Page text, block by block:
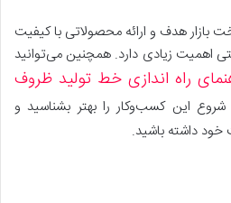
بازار هدف و ارائه محصولاتی با کیفیت
اهمیت زیادی دارد. همچنین می‌توانید
راه اندازی خط تولید ظروف
این کسب‌وکار را بهتر بشناسید و
خود داشته باشید.